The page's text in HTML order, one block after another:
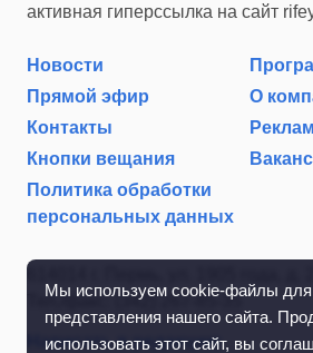
Мы используем cookie-файлы для
представления нашего сайта.
использовать этот сайт, вы
активная гиперссылка на сайт
Новости
Прямой эфир
О
Контакты
Кнопки вещания
Политика обработки
персональных данных
Тел./факс: (342) 267-85-35
Написать в редакцию